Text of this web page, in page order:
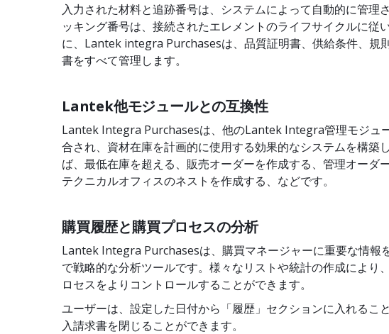
入力された材料と追跡番号は、システムによって自動的に管理
ッキング番号は、接続されたエレメントのライフサイクルに従
に、Lantek integra Purchasesは、品質証明書、供給条件、規
書をすべて管理します。
Lantek他モジュールとの互換性
Lantek Integra Purchasesは、他のLantek Integra管理モジュ
合され、資材在庫を計画的に使用する効果的なシステムを構築
ば、最低在庫を超える、販売オーダーを作成する、管理オーダー
テクニカルオフィスのネストを作成する、などです。
購買履歴と購買プロセスの分析
Lantek Integra Purchasesは、購買マネージャーに重要な情報
で戦略的な分析ツールです。様々なリストや統計の作成により
ロセスをよりコントロールすることができます。
ユーザーは、設定した日付から「履歴」セクションに入れるこ
入請求書を閉じることができます。